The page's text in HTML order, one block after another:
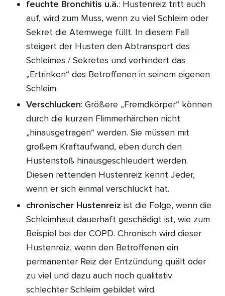
feuchte Bronchitis u.ä.: Hustenreiz tritt auch
auf, wird zum Muss, wenn zu viel Schleim oder
Sekret die Atemwege füllt. In diesem Fall
steigert der Husten den Abtransport des
Schleimes / Sekretes und verhindert das
„Ertrinken“ des Betroffenen in seinem eigenen
Schleim.
Verschlucken: Größere „Fremdkörper“ können
durch die kurzen Flimmerhärchen nicht
„hinausgetragen“ werden. Sie müssen mit
großem Kraftaufwand, eben durch den
Hustenstoß hinausgeschleudert werden.
Diesen rettenden Hustenreiz kennt Jeder,
wenn er sich einmal verschluckt hat.
chronischer Hustenreiz ist die Folge, wenn die
Schleimhaut dauerhaft geschädigt ist, wie zum
Beispiel bei der COPD. Chronisch wird dieser
Hustenreiz, wenn den Betroffenen ein
permanenter Reiz der Entzündung quält oder
zu viel und dazu auch noch qualitativ
schlechter Schleim gebildet wird.